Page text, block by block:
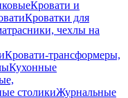
Кровати и
Кроватки для
чехлы на
Кровати-трансформеры,
Кухонные
столикиЖурнальные